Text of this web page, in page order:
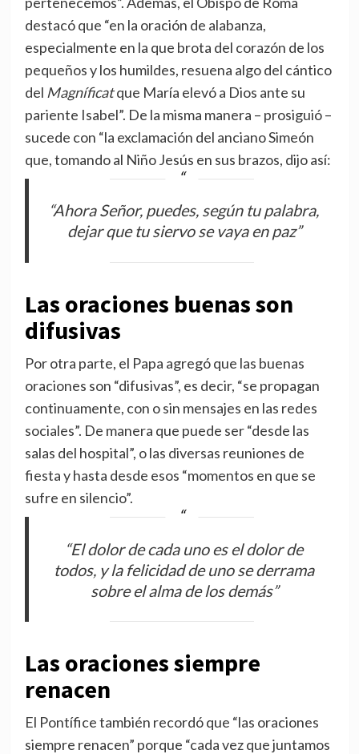
destacó que “en la oración de alabanza,
especialmente en la que brota del corazón de los
pequeños y los humildes, resuena algo del cántico
del Magníficatque María elevó a Dios ante su
pariente Isabel”. De la misma manera – prosiguió –
sucede con “la exclamación del anciano Simeón
que, tomando al Niño Jesús en sus brazos, dijo así:
“Ahora Señor, puedes, según tu palabra,
dejar que tu siervo se vaya en paz”
Las oraciones buenas son
difusivas
Por otra parte, el Papa agregó que las buenas
oraciones son “difusivas”, es decir, “se propagan
continuamente, con o sin mensajes en las redes
sociales”. De manera que puede ser “desde las
salas del hospital”, o las diversas reuniones de
fiesta y hasta desde esos “momentos en que se
sufre en silencio”.
“El dolor de cada uno es el dolor de
todos, y la felicidad de uno se derrama
sobre el alma de los demás”
Las oraciones siempre
renacen
El Pontífice también recordó que “las oraciones
siempre renacen” porque “cada vez que juntamos